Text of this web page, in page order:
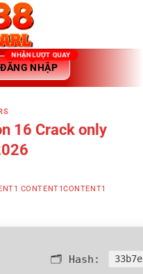
ĐĂNG NHẬP
16 Crack only
CONTENT1CONTENT1
🗂 Hash: